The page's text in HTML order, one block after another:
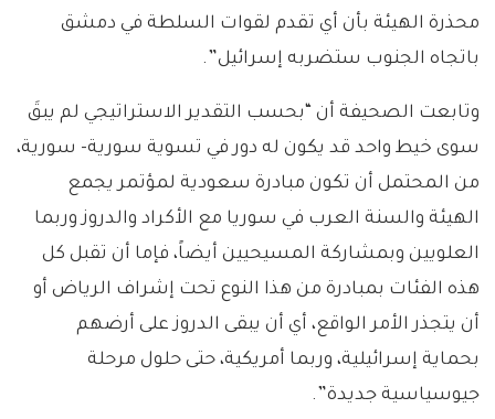
محذرة الهيئة بأن أي تقدم لقوات السلطة في دمشق
باتجاه الجنوب ستضربه إسرائيل”.
وتابعت الصحيفة أن “بحسب التقدير الاستراتيجي لم يبقَ
سوى خيط واحد قد يكون له دور في تسوية سورية- سورية،
من المحتمل أن تكون مبادرة سعودية لمؤتمر يجمع
الهيئة والسنة العرب في سوريا مع الأكراد والدروز وربما
العلويين وبمشاركة المسيحيين أيضاً، فإما أن تقبل كل
هذه الفئات بمبادرة من هذا النوع تحت إشراف الرياض أو
أن يتجذر الأمر الواقع، أي أن يبقى الدروز على أرضهم
بحماية إسرائيلية، وربما أمريكية، حتى حلول مرحلة
جيوسياسية جديدة”.